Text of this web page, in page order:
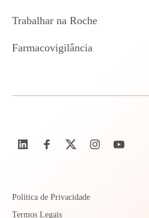
Trabalhar na Roche
Farmacovigilância
Política de Privacidade
Termos Legais